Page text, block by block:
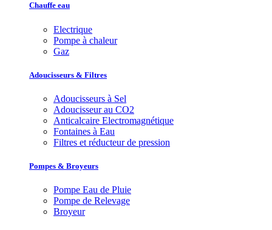
Chauffe eau
Electrique
Pompe à chaleur
Gaz
Adoucisseurs & Filtres
Adoucisseurs à Sel
Adoucisseur au CO2
Anticalcaire Electromagnétique
Fontaines à Eau
Filtres et réducteur de pression
Pompes & Broyeurs
Pompe Eau de Pluie
Pompe de Relevage
Broyeur